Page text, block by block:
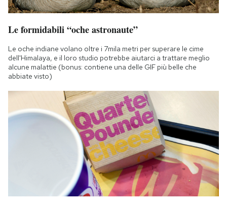
Le formidabili “oche astronaute”
Le oche indiane volano oltre i 7mila metri per superare le cime
dell'Himalaya, e il loro studio potrebbe aiutarci a trattare meglio
alcune malattie (bonus: contiene una delle GIF più belle che
abbiate visto)